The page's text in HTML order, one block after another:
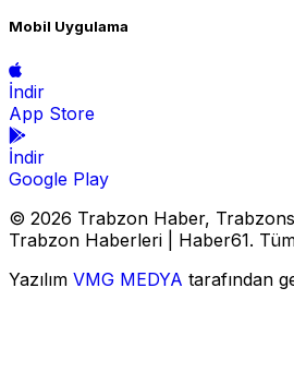
Mobil Uygulama
İndir
App Store
İndir
Google Play
© 2026 Trabzon Haber,
Trabzon Haberleri | Haber61. Tüm
Yazılım VMG MEDYA tarafından